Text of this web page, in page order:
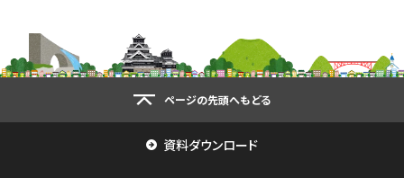
資料ダウンロード
ページの先頭へもどる